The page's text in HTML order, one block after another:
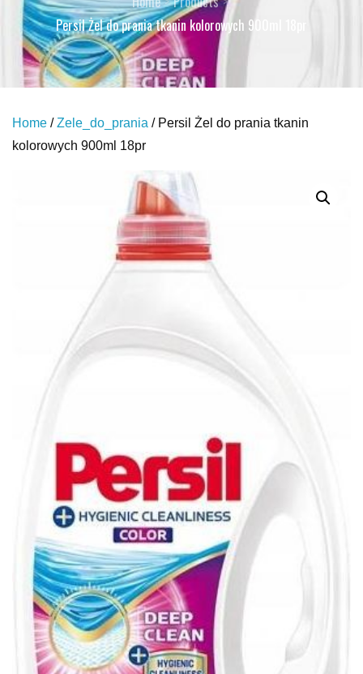
Persil Żel do prania tkanin kolorowych 900ml 18pr
Home /Zele_do_prania / Persil Żel do prania tkanin
kolorowych 900ml 18pr